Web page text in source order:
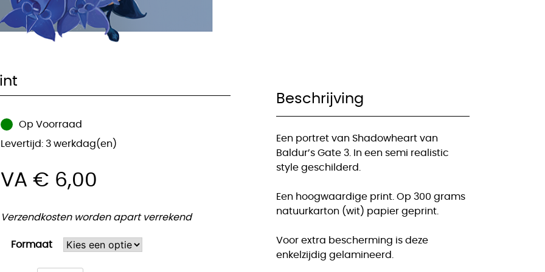
Op Voorraad
Levertijd: 3 werkdag(en)
VA€ 6,00
Verzendkosten worden apart verrekend
Formaat
Beschrijving
Een portret van Shadowheart van
Baldur’s Gate 3. In een semi realistic
style geschilderd.
Een hoogwaardige print. Op 300 grams
natuurkarton (wit) papier geprint.
Voor extra bescherming is deze
enkelzijdig gelamineerd.